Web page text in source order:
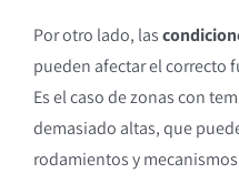
Por otro lado, las
pueden afectar el correcto
Es el caso de zonas con
demasiado altas, que
rodamientos y